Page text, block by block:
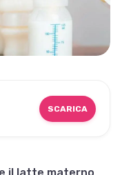
SCARICA